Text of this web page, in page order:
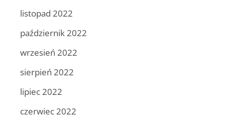
listopad 2022
październik 2022
wrzesień 2022
sierpień 2022
lipiec 2022
czerwiec 2022